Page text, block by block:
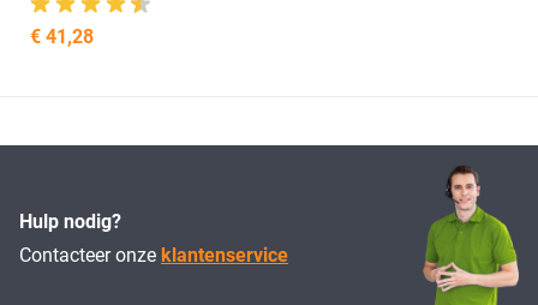
€ 41,28
Hulp nodig?
Contacteer onze klantenservice